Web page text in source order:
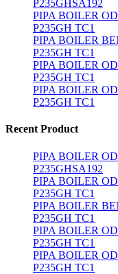
P235GHSA192
PIPA BOILER
P235GH TC1
PIPA BOILER
P235GH TC1
PIPA BOILER
P235GH TC1
PIPA BOILER
P235GH TC1
Recent Product
PIPA BOILER
P235GHSA192
PIPA BOILER
P235GH TC1
PIPA BOILER
P235GH TC1
PIPA BOILER
P235GH TC1
PIPA BOILER
P235GH TC1